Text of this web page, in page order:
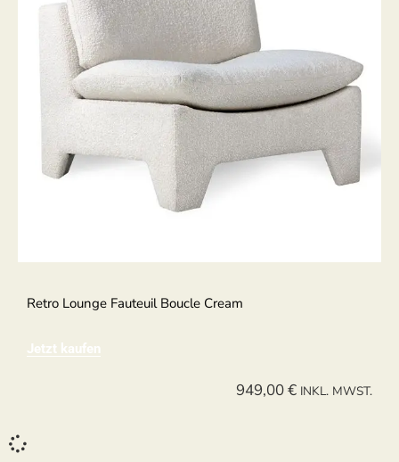
Retro Lounge Fauteuil Boucle Cream
Jetzt kaufen
949,00€ INKL. MWST.